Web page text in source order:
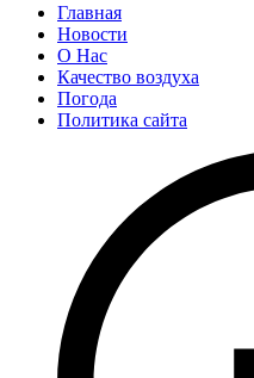
Главная
Новости
О Нас
Качество воздуха
Погода
Политика сайта